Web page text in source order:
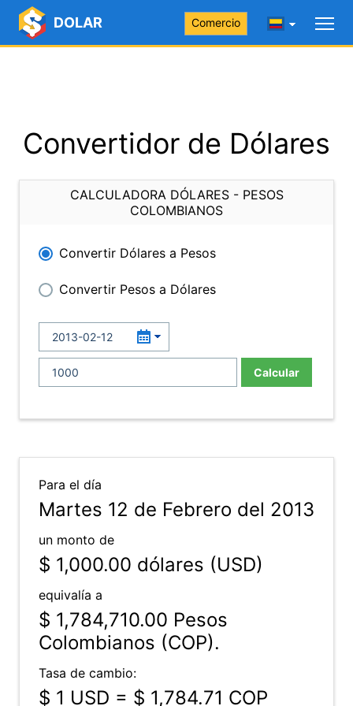
DOLAR Comercio
Convertidor de Dólares
CALCULADORA DÓLARES - PESOS
COLOMBIANOS
Convertir Dólares a Pesos
Convertir Pesos a Dólares
Calcular
Para el día
Martes 12 de Febrero del 2013
un monto de
$ 1,000.00 dólares (USD)
equivalía a
$ 1,784,710.00 Pesos
Colombianos (COP).
Tasa de cambio:
$ 1 USD = $ 1,784.71 COP